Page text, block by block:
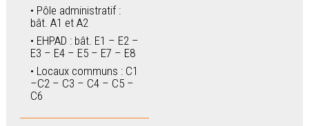
Pôle administratif :
bât. A1 et A2
EHPAD : bât. E1 – E2 –
E3 – E4 – E5 – E7 – E8
Locaux communs : C1
–C2 – C3 – C4 – C5 –
C6